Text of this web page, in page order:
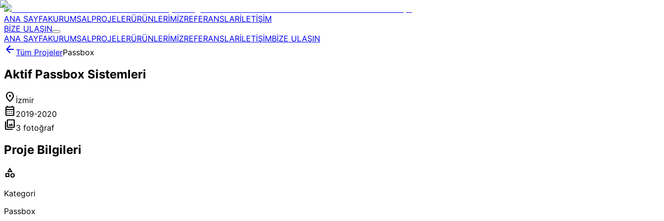
ANA SAYFAKURUMSALPROJELERÜRÜNLERİMİZREFERANSLARİLETİŞİM
BİZE ULAŞIN
ANA SAYFAKURUMSALPROJELERÜRÜNLERİMİZREFERANSLARİLETİŞİMBİZE ULAŞIN
arrow_back Tüm ProjelerPassbox
Aktif Passbox Sistemleri
location_on İzmir
calendar_month 2019-2020
photo_library3 fotoğraf
Proje Bilgileri
category
Kategori
Passbox